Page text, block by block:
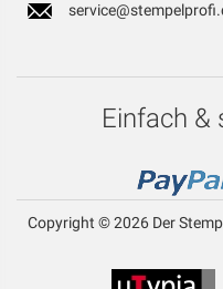
Einfach &
Copyright © 2026 Der